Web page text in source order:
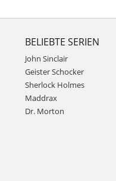
BELIEBTE SERIEN
John Sinclair
Geister Schocker
Sherlock Holmes
Maddrax
Dr. Morton